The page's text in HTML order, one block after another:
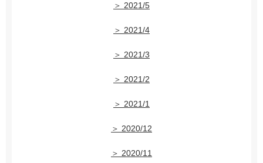
＞ 2021/5
＞ 2021/4
＞ 2021/3
＞ 2021/2
＞ 2021/1
＞ 2020/12
＞ 2020/11